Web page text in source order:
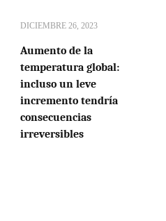
DICIEMBRE 26, 2023
Aumento de la
temperatura global:
incluso un leve
incremento tendría
consecuencias
irreversibles